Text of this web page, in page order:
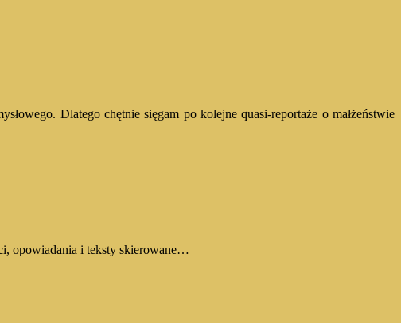
Dlatego chętnie sięgam po kolejne quasi-reportaże o małżeństwie
opowiadania i teksty skierowane…